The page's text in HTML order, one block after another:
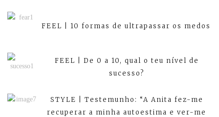
FEEL | 10 formas de ultrapassar os medos
FEEL | De 0 a 10, qual o teu nível de
sucesso?
STYLE | Testemunho: “A Anita fez-me
recuperar a minha autoestima e ver-me